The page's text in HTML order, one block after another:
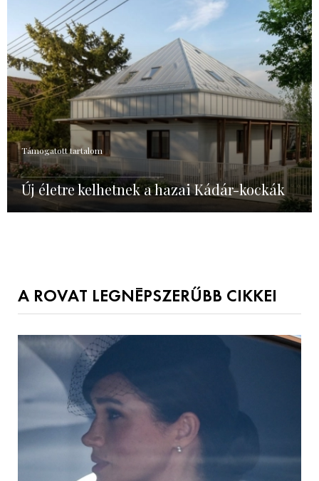
Támogatott tartalom
Új életre kelhetnek a hazai Kádár-kockák
A ROVAT LEGNÉPSZERŰBB CIKKEI